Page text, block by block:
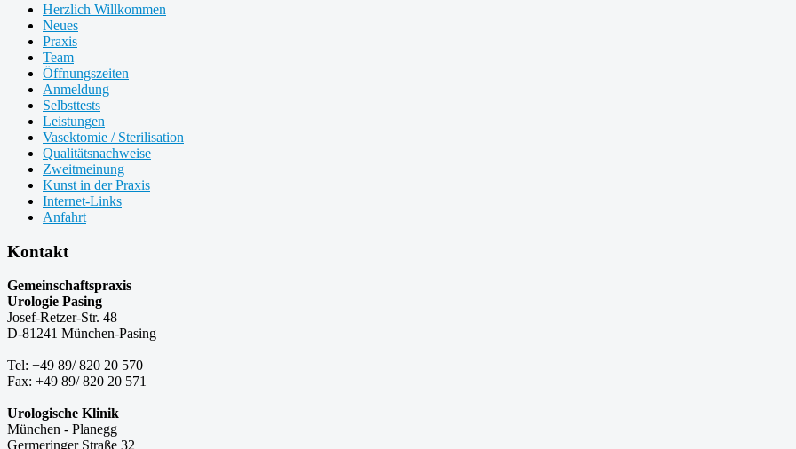
Herzlich Willkommen
Neues
Praxis
Team
Öffnungszeiten
Anmeldung
Selbsttests
Leistungen
Vasektomie / Sterilisation
Qualitätsnachweise
Zweitmeinung
Kunst in der Praxis
Internet-Links
Anfahrt
Kontakt
Gemeinschaftspraxis
Urologie Pasing
Josef-Retzer-Str. 48
D-81241 München-Pasing
Tel: +49 89/ 820 20 570
Fax: +49 89/ 820 20 571
Urologische Klinik
München - Planegg
Germeringer Straße 32